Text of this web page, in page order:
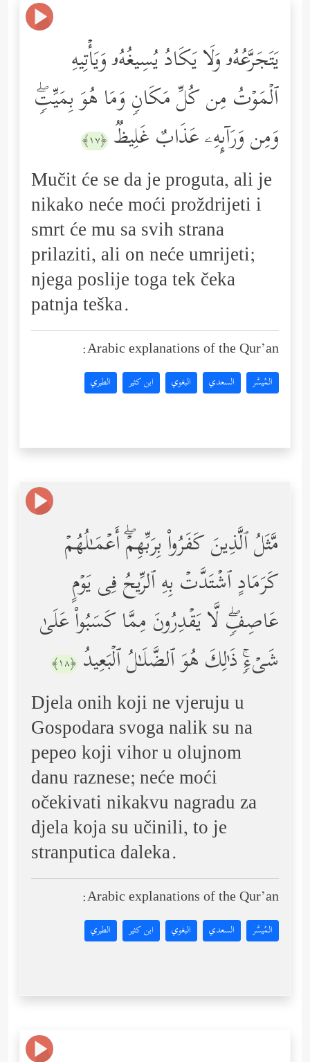
یَتَجَرَّعُهُۥ وَلَا یَكَادُ یُسِیغُهُۥ وَیَأۡتِیهِ
ٱلۡمَوۡتُ مِن كُلِّ مَكَانࣲ وَمَا هُوَ بِمَیِّتࣲۖ
وَمِن وَرَاۤىِٕهِۦ عَذَابٌ غَلِیظࣱ ﴿١٧﴾
Mučit će se da je proguta, ali je
nikako neće moći proždrijeti i
smrt će mu sa svih strana
prilaziti, ali on neće umrijeti;
njega poslije toga tek čeka
patnja teška.
Arabic explanations of the Qur’an:
المُيسَّر السعدي البغوي ابن كثير الطبري
مَّثَلُ ٱلَّذِینَ كَفَرُواْ بِرَبِّهِمۡۖ أَعۡمَـٰلُهُمۡ
كَرَمَادٍ ٱشۡتَدَّتۡ بِهِ ٱلرِّیحُ فِی یَوۡمٍ
عَاصِفࣲۖ لَّا یَقۡدِرُونَ مِمَّا كَسَبُواْ عَلَىٰ
شَیۡءࣲۚ ذَ ٰ⁠لِكَ هُوَ ٱلضَّلَـٰلُ ٱلۡبَعِیدُ ﴿١٨﴾
Djela onih koji ne vjeruju u
Gospodara svoga nalik su na
pepeo koji vihor u olujnom
danu raznese; neće moći
očekivati nikakvu nagradu za
djela koja su učinili, to je
stranputica daleka.
Arabic explanations of the Qur’an:
المُيسَّر السعدي البغوي ابن كثير الطبري